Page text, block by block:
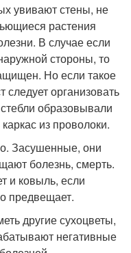
увивают стены, не
растения
В случае если
стороны, то
Но если такое
следует организовать
образовывали
из проволоки.
Засушенные, они
болезнь, смерть.
и ковыль, если
предвещает.
другие сухоцветы,
негативные